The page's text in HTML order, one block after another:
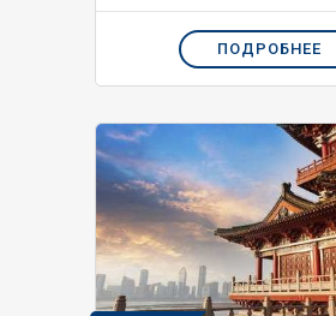
ПОДРОБНЕЕ